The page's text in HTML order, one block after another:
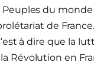
Peuples du
de
à dire que la
Révolution en